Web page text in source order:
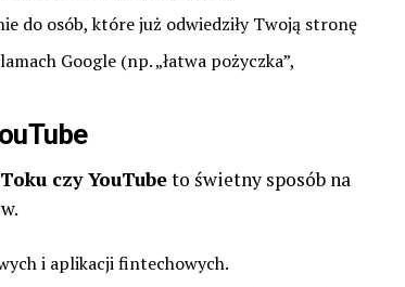
do osób, które już odwiedziły Twoją stronę
Google (np. „łatwa pożyczka”,
czy YouTubeto świetny sposób na
i aplikacji fintechowych.